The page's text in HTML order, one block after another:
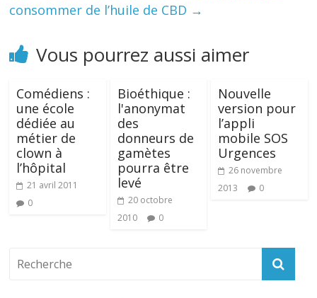
consommer de l’huile de CBD →
Vous pourrez aussi aimer
Comédiens :
une école
dédiée au
métier de
clown à
l’hôpital
21 avril 2011
0
Bioéthique :
l'anonymat
des
donneurs de
gamètes
pourra être
levé
20 octobre
2010
0
Nouvelle
version pour
l’appli
mobile SOS
Urgences
26 novembre
2013
0